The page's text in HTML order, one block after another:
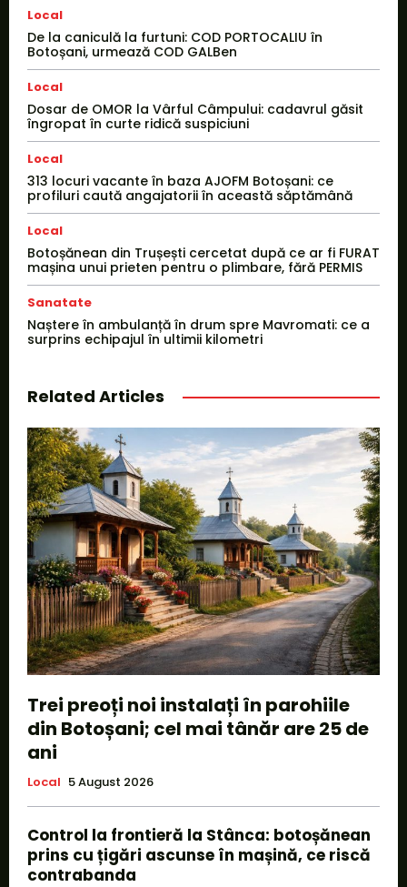
Local
De la caniculă la furtuni: COD PORTOCALIU în
Botoșani, urmează COD GALBen
Local
Dosar de OMOR la Vârful Câmpului: cadavrul găsit
îngropat în curte ridică suspiciuni
Local
313 locuri vacante în baza AJOFM Botoșani: ce
profiluri caută angajatorii în această săptămână
Local
Botoșănean din Trușești cercetat după ce ar fi FURAT
mașina unui prieten pentru o plimbare, fără PERMIS
Sanatate
Naștere în ambulanță în drum spre Mavromati: ce a
surprins echipajul în ultimii kilometri
Related Articles
Trei preoți noi instalați în parohiile
din Botoșani; cel mai tânăr are 25 de
ani
Local 5 August 2026
Control la frontieră la Stânca: botoșănean
prins cu țigări ascunse în mașină, ce riscă
contrabanda